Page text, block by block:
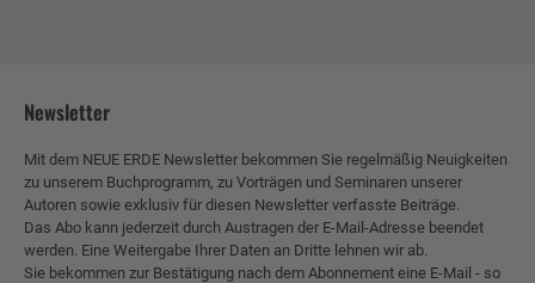
Newsletter
Mit dem NEUE ERDE Newsletter bekommen Sie regelmäßig Neuigkeiten
zu unserem Buchprogramm, zu Vorträgen und Seminaren unserer
Autoren sowie exklusiv für diesen Newsletter verfasste Beiträge.
Das Abo kann jederzeit durch Austragen der E-Mail-Adresse beendet
werden. Eine Weitergabe Ihrer Daten an Dritte lehnen wir ab.
Sie bekommen zur Bestätigung nach dem Abonnement eine E-Mail - so